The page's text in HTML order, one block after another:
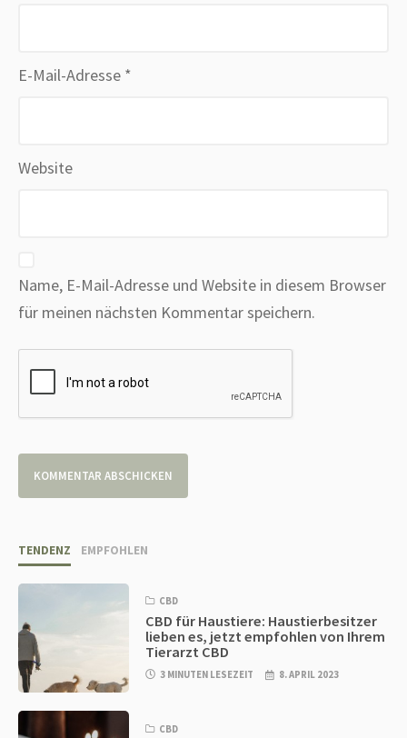
E-Mail-Adresse *
Website
Name, E-Mail-Adresse und Website in diesem Browser
für meinen nächsten Kommentar speichern.
TENDENZ EMPFOHLEN
CBD
CBD für Haustiere: Haustierbesitzer
lieben es, jetzt empfohlen von Ihrem
Tierarzt CBD
3 MINUTEN LESEZEIT 8. APRIL 2023
CBD